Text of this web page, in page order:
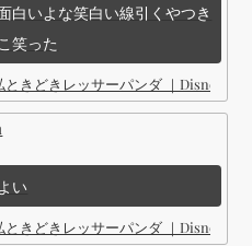
白いよな笑白い線引くやつき
笑った
ときどきレッサーパンダ ｜Disney (
い
ときどきレッサーパンダ ｜Disney (